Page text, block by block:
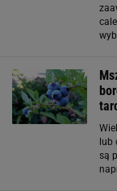
lub
są